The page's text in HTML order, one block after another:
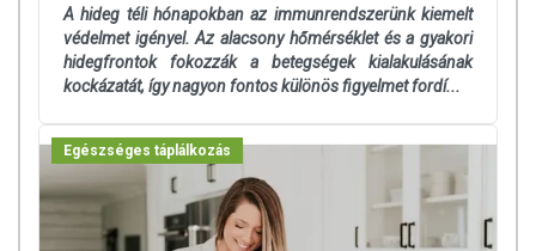
elzárva tartandó!
A hideg téli hónapokban az immunrendszerünk kiemelt
védelmet igényel. Az alacsony hőmérséklet és a gyakori
hidegfrontok fokozzák a betegségek kialakulásának
kockázatát, így nagyon fontos különös figyelmet fordí...
Egészséges táplálkozás